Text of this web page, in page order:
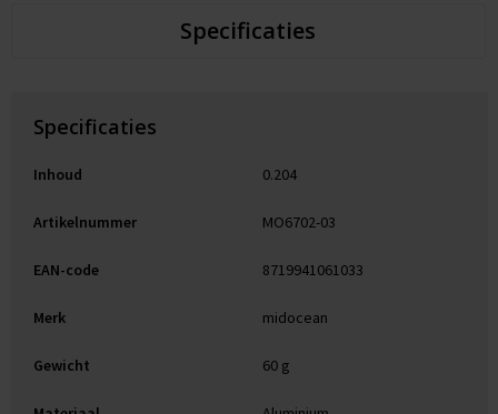
Specificaties
Specificaties
Inhoud 0.204
Artikelnummer MO6702-03
EAN-code 8719941061033
Merk midocean
Gewicht 60 g